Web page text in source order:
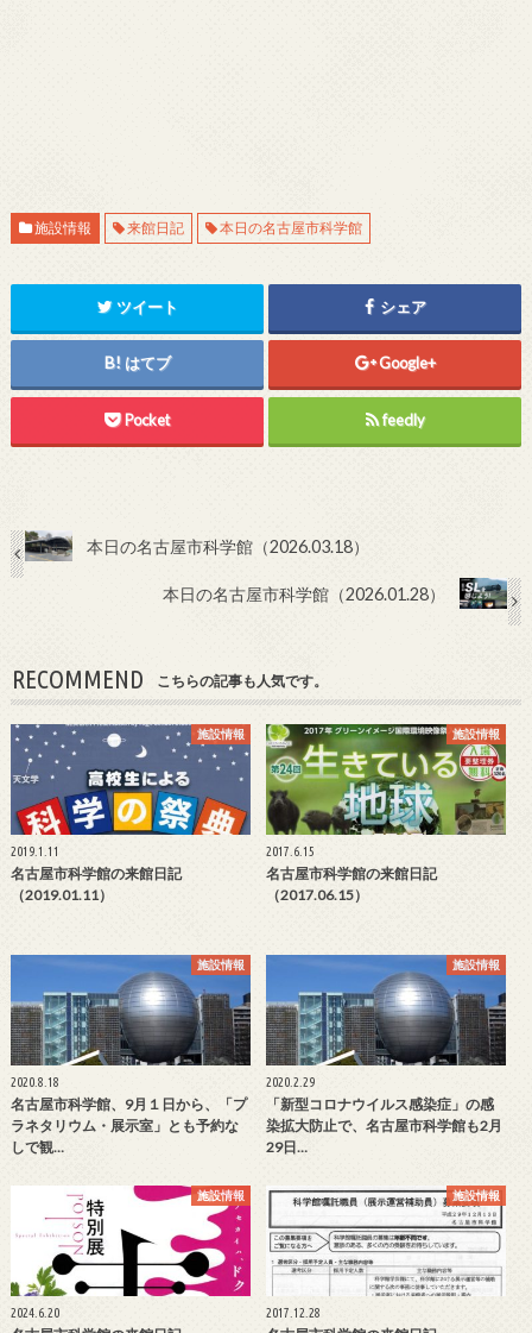
施設情報 来館日記 本日の名古屋市科学館
ツイート シェア
はてブ Google+
Pocket feedly
本日の名古屋市科学館（2026.03.18）
本日の名古屋市科学館（2026.01.28）
RECOMMEND こちらの記事も人気です。
施設情報
2019.1.11
名古屋市科学館の来館日記
（2019.01.11）
施設情報
2017.6.15
名古屋市科学館の来館日記
（2017.06.15）
施設情報
2020.8.18
名古屋市科学館、9月１日から、「プ
ラネタリウム・展示室」とも予約な
しで観…
施設情報
2020.2.29
「新型コロナウイルス感染症」の感
染拡大防止で、名古屋市科学館も2月
29日…
施設情報
2024.6.20
施設情報
2017.12.28